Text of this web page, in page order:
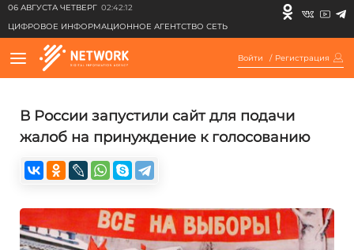
06 АВГУСТА ЧЕТВЕРГ 02:42:12
ЦИФРОВОЕ ИНФОРМАЦИОННОЕ АГЕНТСТВО СЕТЬ
Войти / Регистрация
В России запустили сайт для подачи
жалоб на принуждение к голосованию